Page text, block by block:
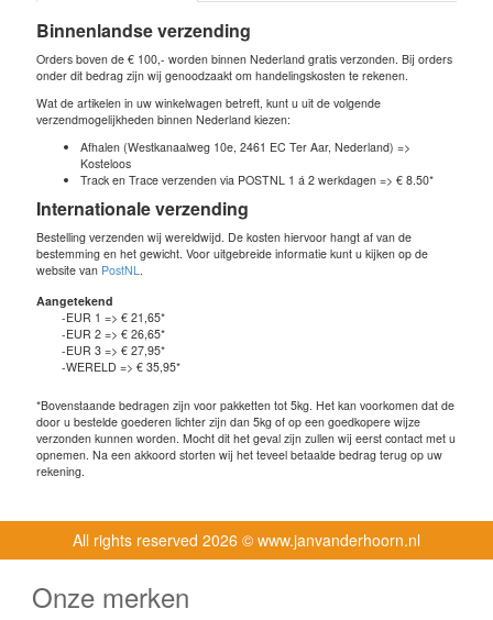
Binnenlandse verzending
Orders boven de € 100,- worden binnen Nederland gratis verzonden. Bij orders
onder dit bedrag zijn wij genoodzaakt om handelingskosten te rekenen.
Wat de artikelen in uw winkelwagen betreft, kunt u uit de volgende
verzendmogelijkheden binnen Nederland kiezen:
Afhalen (Westkanaalweg 10e, 2461 EC Ter Aar, Nederland) =>
Kosteloos
Track en Trace verzenden via POSTNL 1 á 2 werkdagen => € 8.50*
Internationale verzending
Bestelling verzenden wij wereldwijd. De kosten hiervoor hangt af van de
bestemming en het gewicht. Voor uitgebreide informatie kunt u kijken op de
website van PostNL
Aangetekend
-EUR 1 => € 21,65*
-EUR 2 => € 26,65*
-EUR 3 => € 27,95*
-WERELD => € 35,95*
*Bovenstaande bedragen zijn voor pakketten tot 5kg. Het kan voorkomen dat de
door u bestelde goederen lichter zijn dan 5kg of op een goedkopere wijze
verzonden kunnen worden. Mocht dit het geval zijn zullen wij eerst contact met u
opnemen. Na een akkoord storten wij het teveel betaalde bedrag terug op uw
rekening.
All rights reserved 2026 © www.janvanderhoorn.nl
Onze merken